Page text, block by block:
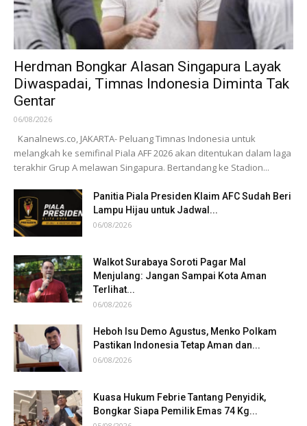
Herdman Bongkar Alasan Singapura Layak
Diwaspadai, Timnas Indonesia Diminta Tak
Gentar
06/08/2026
Kanalnews.co, JAKARTA- Peluang Timnas Indonesia untuk
melangkah ke semifinal Piala AFF 2026 akan ditentukan dalam laga
terakhir Grup A melawan Singapura. Bertandang ke Stadion...
Panitia Piala Presiden Klaim AFC Sudah Beri
Lampu Hijau untuk Jadwal...
06/08/2026
Walkot Surabaya Soroti Pagar Mal
Menjulang: Jangan Sampai Kota Aman
Terlihat...
06/08/2026
Heboh Isu Demo Agustus, Menko Polkam
Pastikan Indonesia Tetap Aman dan...
06/08/2026
Kuasa Hukum Febrie Tantang Penyidik,
Bongkar Siapa Pemilik Emas 74 Kg...